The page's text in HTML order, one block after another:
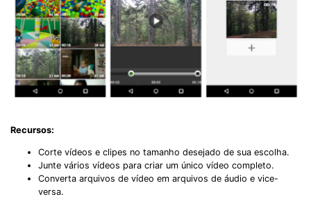
Recursos:
Corte vídeos e clipes no tamanho desejado de sua escolha.
Junte vários vídeos para criar um único vídeo completo.
Converta arquivos de vídeo em arquivos de áudio e vice-
versa.